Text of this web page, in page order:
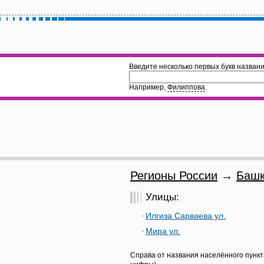
Введите несколько первых букв
Например, Филиппова.
Регионы России →
Улицы:
Илгиза Сарваева ул.
Мира ул.
Справа от названия населённого